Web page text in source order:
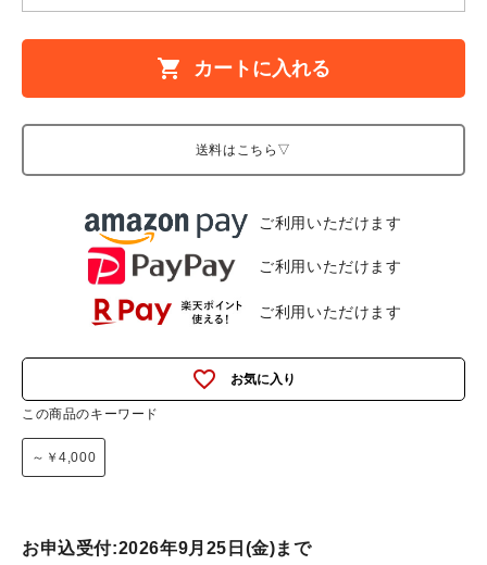
shopping_cart カートに入れる
送料はこちら▽
ご利用いただけます
ご利用いただけます
ご利用いただけます
favorite_outline
この商品のキーワード
～￥4,000
お申込受付:2026年9月25日(金)まで